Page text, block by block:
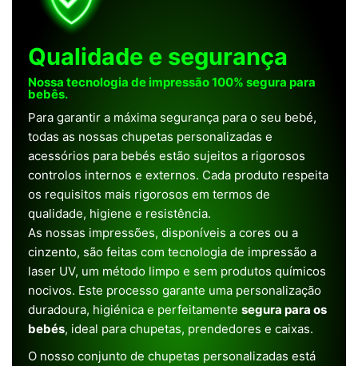
Qualidade e segurança
Nossa tecnologia de impressão 100% segura para
bebês.
Para garantir a máxima segurança para o seu bebé,
todas as nossas chupetas personalizadas e
acessórios para bebés estão sujeitos a rigorosos
controlos internos e externos. Cada produto respeita
os requisitos mais rigorosos em termos de
qualidade, higiene e resistência.
As nossas impressões, disponíveis a cores ou a
cinzento, são feitas com tecnologia de impressão a
laser UV, um método limpo e sem produtos químicos
nocivos. Este processo garante uma personalização
duradoura, higiénica e perfeitamente segura para os
bebés, ideal para chupetas, prendedores e caixas.
O nosso conjunto de chupetas personalizadas está